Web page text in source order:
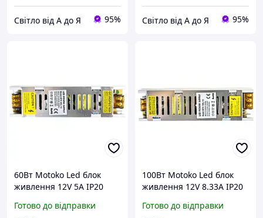
Світло від А до Я 95% Світло від А до Я 95%
60Вт Motoko Led блок
живлення 12V 5A IP20
Готово до відправки
100Вт Motoko Led блок
живлення 12V 8.33A IP20
Готово до відправки